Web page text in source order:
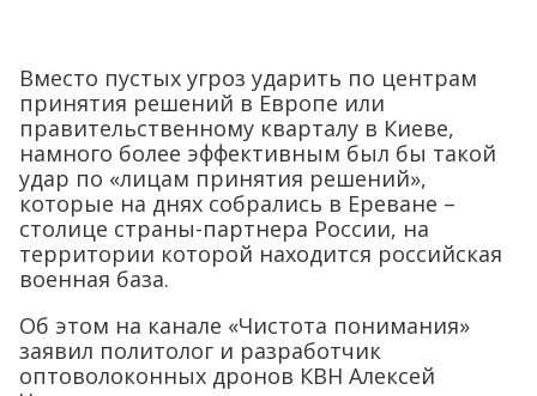
Вместо пустых угроз ударить по центрам
принятия решений в Европе или
правительственному кварталу в Киеве,
намного более эффективным был бы такой
удар по «лицам принятия решений»,
которые на днях собрались в Ереване –
столице страны-партнера России, на
территории которой находится российская
военная база.
Об этом на канале «Чистота понимания»
заявил политолог и разработчик
оптоволоконных дронов КВН Алексей